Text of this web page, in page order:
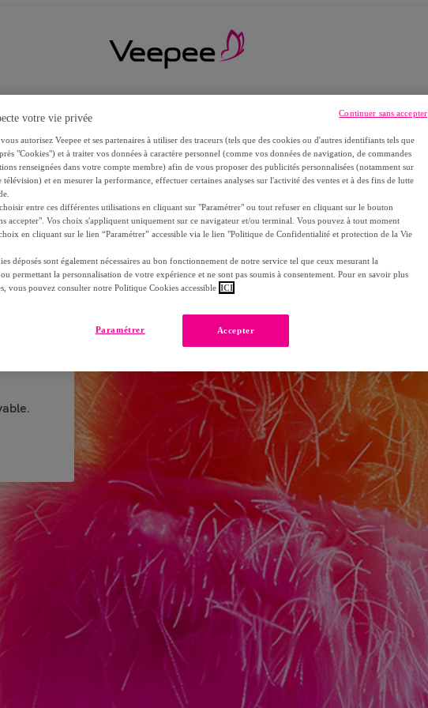
votre vie privée
autorisez Veepee et ses partenaires à utiliser des traceurs (tels que des cookies ou d'autres identifiants tels que
"Cookies") et à traiter vos données à caractère personnel (comme vos données de navigation, de commandes
renseignées dans votre compte membre) afin de vous proposer des publicités personnalisées (notamment sur
télévision) et en mesurer la performance, effectuer certaines analyses sur l'activité des ventes et à des fins de lutte
entre ces différentes utilisations en cliquant sur "Paramétrer" ou tout refuser en cliquant sur le bouton
accepter". Vos choix s'appliquent uniquement sur ce navigateur et/ou terminal. Vous pouvez à tout moment
en cliquant sur le lien “Paramétrer” accessible via le lien "Politique de Confidentialité et protection de la Vie
déposés sont également nécessaires au bon fonctionnement de notre service tel que ceux mesurant la
permettant la personnalisation de votre expérience et ne sont pas soumis à consentement. Pour en savoir plus
vous pouvez consulter notre Politique Cookies accessible ICI
Accepter
Paramétrer
Continuer sans accepter